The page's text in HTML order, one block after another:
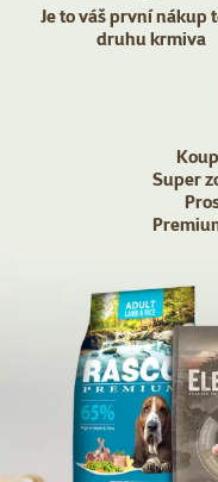
Je to váš první nákup
druhu krmiva
Super